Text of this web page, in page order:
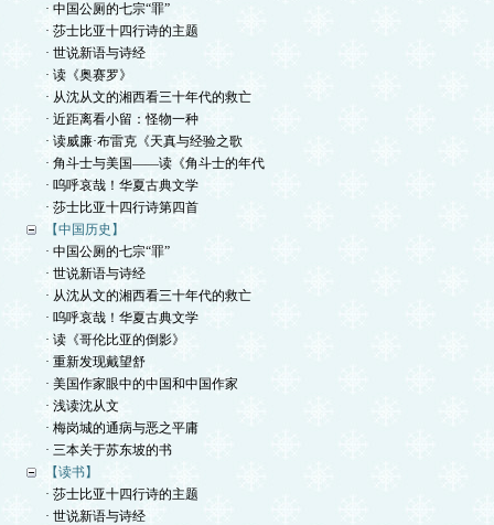
· 中国公厕的七宗“罪”
· 莎士比亚十四行诗的主题
· 世说新语与诗经
· 读《奥赛罗》
· 从沈从文的湘西看三十年代的救亡
· 近距离看小留：怪物一种
· 读威廉·布雷克《天真与经验之歌
· 角斗士与美国——读《角斗士的年代
· 呜呼哀哉！华夏古典文学
· 莎士比亚十四行诗第四首
【中国历史】
· 中国公厕的七宗“罪”
· 世说新语与诗经
· 从沈从文的湘西看三十年代的救亡
· 呜呼哀哉！华夏古典文学
· 读《哥伦比亚的倒影》
· 重新发现戴望舒
· 美国作家眼中的中国和中国作家
· 浅读沈从文
· 梅岗城的通病与恶之平庸
· 三本关于苏东坡的书
【读书】
· 莎士比亚十四行诗的主题
· 世说新语与诗经